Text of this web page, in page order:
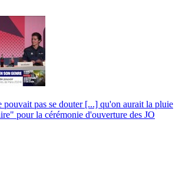
pas se douter [...] qu'on aurait la pluie
pour la cérémonie d'ouverture des JO